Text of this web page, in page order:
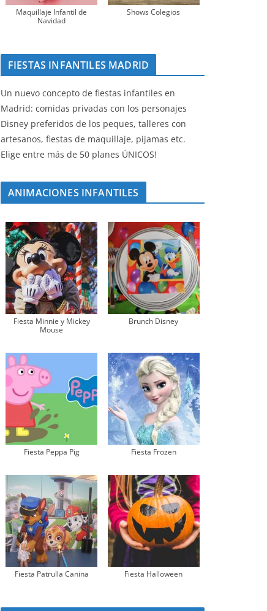
Maquillaje Infantil de
Navidad
Shows Colegios
FIESTAS INFANTILES MADRID
Un nuevo concepto de fiestas infantiles en
Madrid: comidas privadas con los personajes
Disney preferidos de los peques, talleres con
artesanos, fiestas de maquillaje, pijamas etc.
Elige entre más de 50 planes ÚNICOS!
ANIMACIONES INFANTILES
Fiesta Minnie y Mickey
Mouse
Brunch Disney
Fiesta Peppa Pig Fiesta Frozen
Fiesta Patrulla Canina Fiesta Halloween